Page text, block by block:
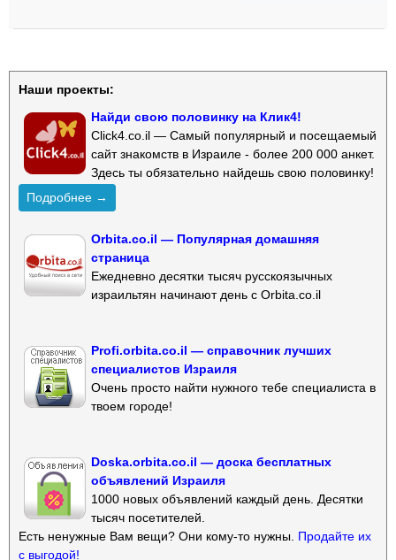
Наши проекты:
Найди свою половинку на Клик4!
Click4.co.il — Самый популярный и посещаемый
сайт знакомств в Израиле - более 200 000 анкет.
Здесь ты обязательно найдешь свою половинку!
Подробнее →
Orbita.co.il — Популярная домашняя
страница
Ежедневно десятки тысяч русскоязычных
израильтян начинают день с Orbita.co.il
Profi.orbita.co.il — справочник лучших
специалистов Израиля
Очень просто найти нужного тебе специалиста в
твоем городе!
Doska.orbita.co.il — доска бесплатных
объявлений Израиля
1000 новых объявлений каждый день. Десятки
тысяч посетителей.
Есть ненужные Вам вещи? Они кому-то нужны. Продайте их
с выгодой!